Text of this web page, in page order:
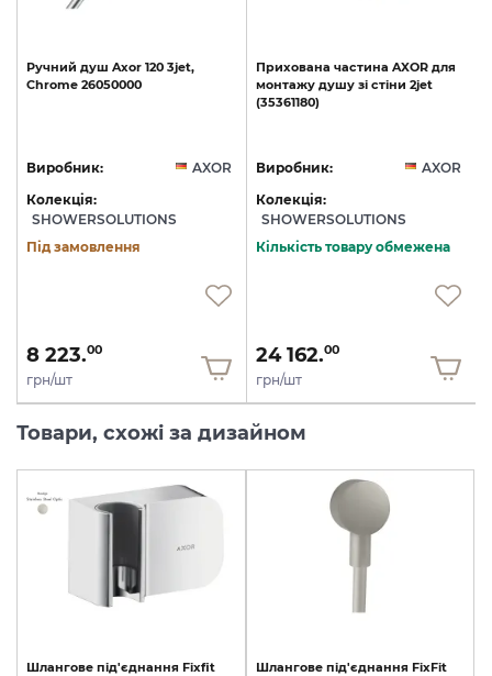
Ручний душ Axor 120 3jet,
Chrome 26050000
Виробник:
AXOR
Колекція:
SHOWERSOLUTIONS
Під замовлення
8 223.00
грн/шт
Прихована частина AXOR для
монтажу душу зі стіни 2jet
(35361180)
Виробник:
AXOR
Колекція:
SHOWERSOLUTIONS
Кількість товару обмежена
24 162.00
грн/шт
Товари, схожі за дизайном
Шлангове під'єднання Fixfit
Шлангове під'єднання FixFit